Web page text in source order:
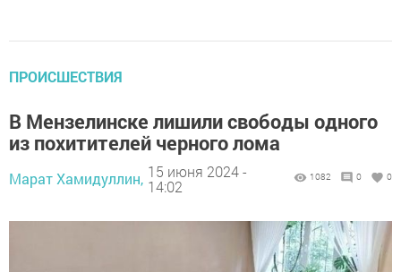
ПРОИСШЕСТВИЯ
В Мензелинске лишили свободы одного
из похитителей черного лома
Марат Хамидуллин, 15 июня 2024 -
14:02
1082 0 0